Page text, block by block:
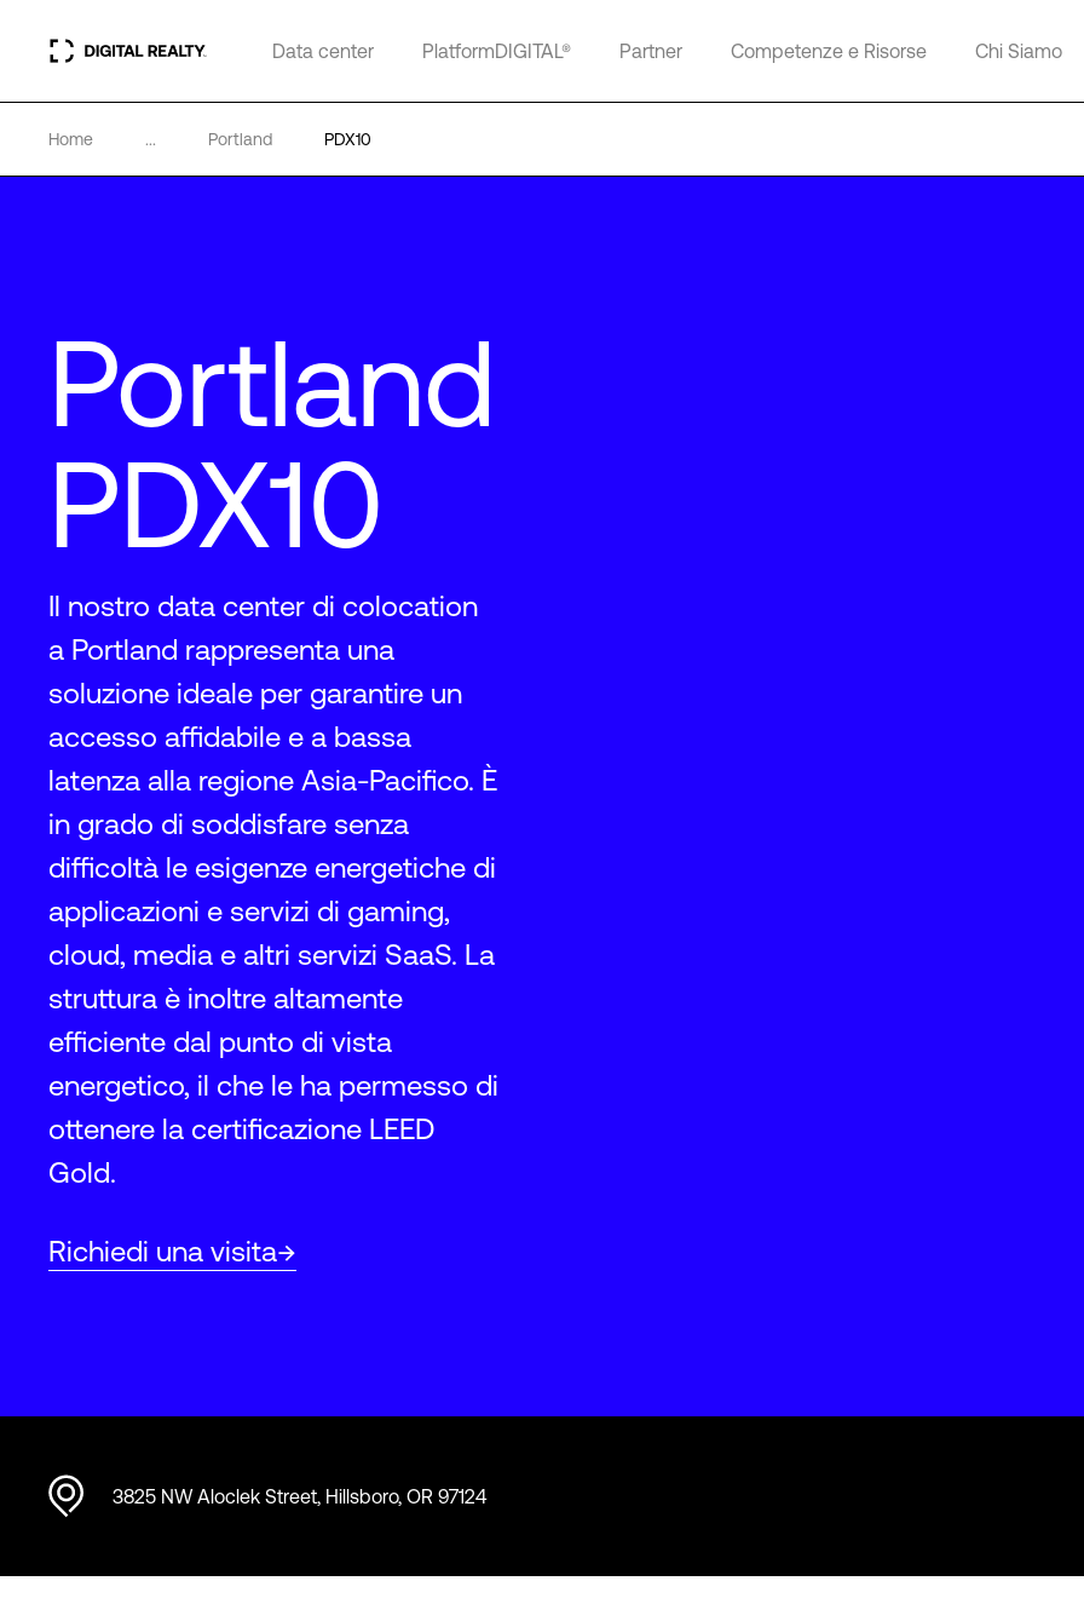
Data center PlatformDIGITAL® Partner Competenze e Risorse Chi Siamo
Home ... Portland PDX10
Portland
PDX10
Il nostro data center di colocation
a Portland rappresenta una
soluzione ideale per garantire un
accesso affidabile e a bassa
latenza alla regione Asia-Pacifico. È
in grado di soddisfare senza
difficoltà le esigenze energetiche di
applicazioni e servizi di gaming,
cloud, media e altri servizi SaaS. La
struttura è inoltre altamente
efficiente dal punto di vista
energetico, il che le ha permesso di
ottenere la certificazione LEED
Gold.
Richiedi una visita
3825 NW Aloclek Street, Hillsboro, OR 97124